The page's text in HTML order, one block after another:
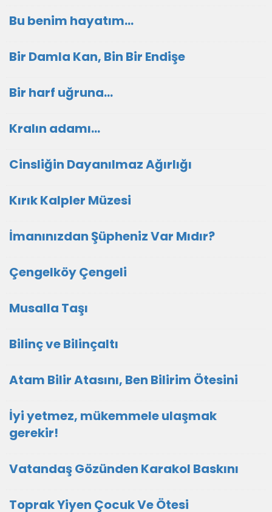
Bu benim hayatım...
Bir Damla Kan, Bin Bir Endişe
Bir harf uğruna...
Kralın adamı...
Cinsliğin Dayanılmaz Ağırlığı
Kırık Kalpler Müzesi
İmanınızdan Şüpheniz Var Mıdır?
Çengelköy Çengeli
Musalla Taşı
Bilinç ve Bilinçaltı
Atam Bilir Atasını, Ben Bilirim Ötesini
İyi yetmez, mükemmele ulaşmak
gerekir!
Vatandaş Gözünden Karakol Baskını
Toprak Yiyen Çocuk Ve Ötesi